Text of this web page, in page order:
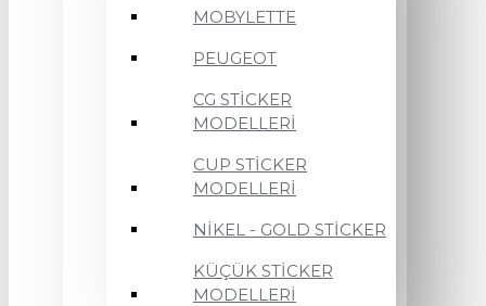
MOBYLETTE
PEUGEOT
CG STİCKER
MODELLERİ
CUP STİCKER
MODELLERİ
NİKEL - GOLD STİCKER
KÜÇÜK STİCKER
MODELLERİ